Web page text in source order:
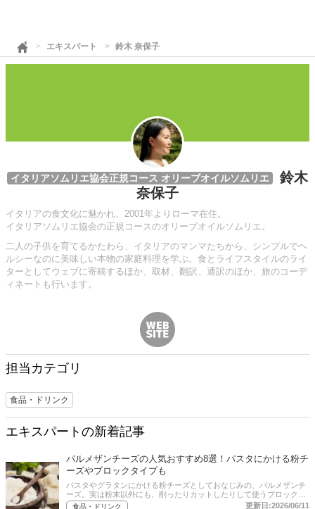
エキスパート 鈴木 奈保子
イタリアソムリエ協会正規コース オリーブオイルソムリエ
鈴木
奈保子
イタリアの食文化に魅かれ、2001年よりローマ在住。
イタリアソムリエ協会の正規コースのオリーブオイルソムリエ。
二人の子供を育てるかたわら、イタリアのマンマたちから、シンプルでヘ
ルシーなのに美味しい本物の家庭料理を学ぶ。食とライフスタイルのライ
ターとしてウェブに寄稿するほか、取材、翻訳、通訳のほか、旅のコーデ
ィネートも行います。
担当カテゴリ
食品・ドリンク
エキスパートの新着記事
パルメザンチーズの人気おすすめ8選！パスタにかける粉チ
ーズやブロックタイプも
パスタやグラタンにかける粉チーズとしておなじみの、パルメザンチ
ーズ。実は粉末以外にも、削ったりカットしたりして使うブロックタ
イプのパルミジャーノ・レッジャーノなど、さまざまな種類がありま
食品・ドリンク
更新日:2026/06/11